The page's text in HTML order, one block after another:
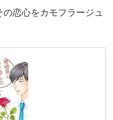
恋心をカモフラージュ